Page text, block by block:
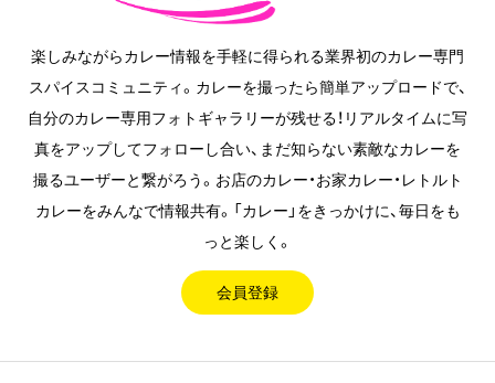
楽しみながらカレー情報を手軽に得られる業界初のカレー専門
スパイスコミュニティ。カレーを撮ったら簡単アップロードで、
自分のカレー専用フォトギャラリーが残せる！リアルタイムに写
真をアップしてフォローし合い、まだ知らない素敵なカレーを
撮るユーザーと繋がろう。お店のカレー・お家カレー・レトルト
カレーをみんなで情報共有。「カレー」をきっかけに、毎日をも
っと楽しく。
会員登録